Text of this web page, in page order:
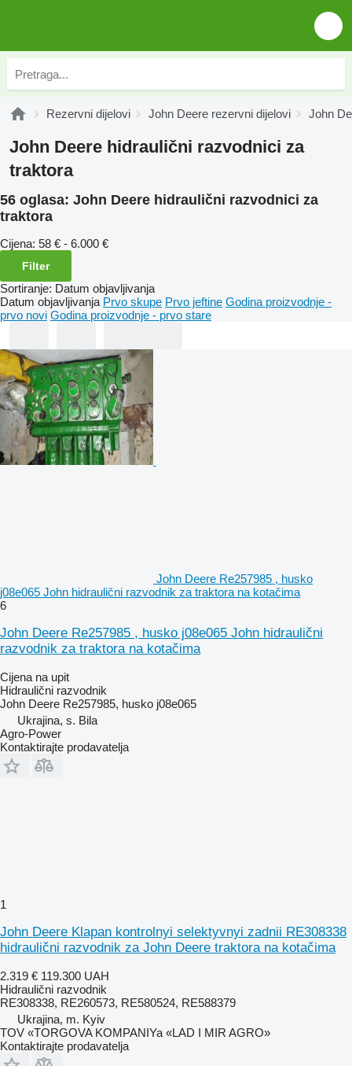
Rezervni dijelovi John Deere rezervni dijelovi John
John Deere hidraulični razvodnici za
traktora
56 oglasa: John Deere hidraulični razvodnici za
traktora
Cijena: 58 € - 6.000 €
Filter
Sortiranje: Datum objavljivanja
Datum objavljivanja Prvo skupe Prvo jeftine Godina proizvodnje -
prvo novi Godina proizvodnje - prvo stare
John Deere Re257985 , husko
j08e065 John hidraulični razvodnik za traktora na kotačima
6
John Deere Re257985 , husko j08e065 John hidraulični
razvodnik za traktora na kotačima
Cijena na upit
Hidraulični razvodnik
John Deere Re257985, husko j08e065
Ukrajina, s. Bila
Agro-Power
Kontaktirajte prodavatelja
1
John Deere Klapan kontrolnyi selektyvnyi zadnii RE308338
hidraulični razvodnik za John Deere traktora na kotačima
2.319 € 119.300 UAH
Hidraulični razvodnik
RE308338, RE260573, RE580524, RE588379
Ukrajina, m. Kyiv
TOV «TORGOVA KOMPANIYa «LAD I MIR AGRO»
Kontaktirajte prodavatelja